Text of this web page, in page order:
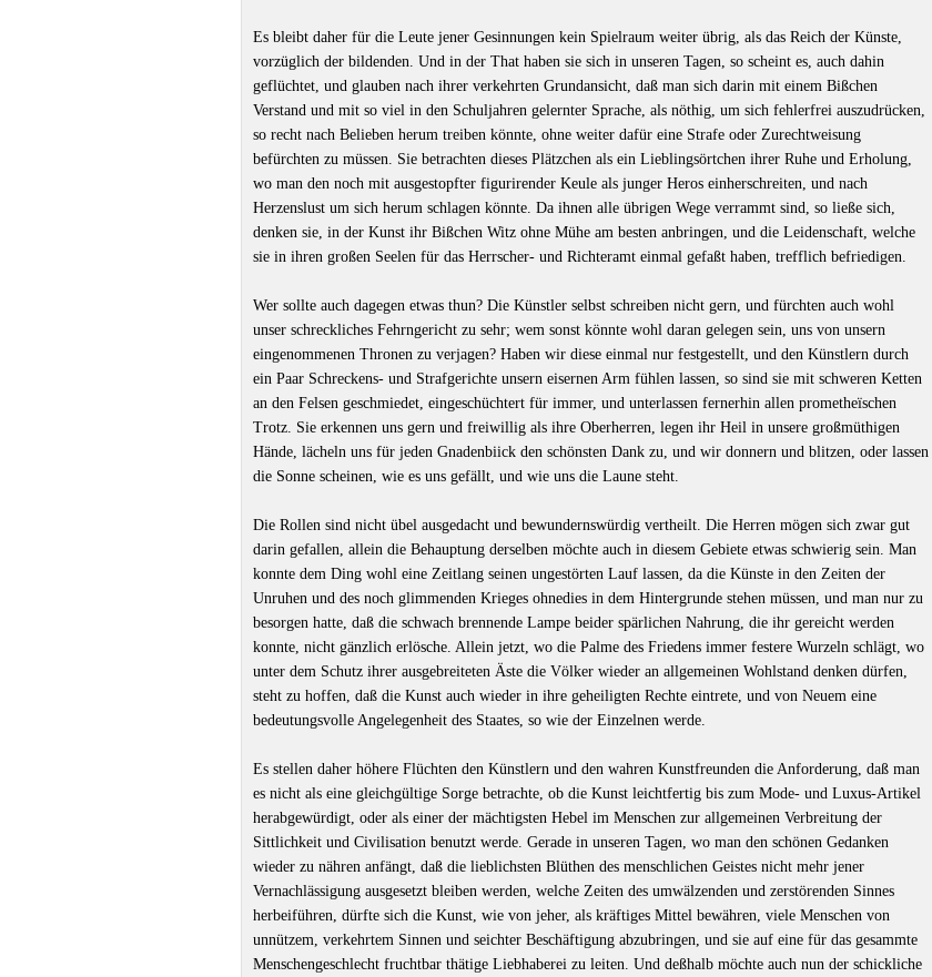
Es bleibt daher für die Leute jener Gesinnungen kein Spielraum weiter übrig, als das Reich der Künste,
vorzüglich der bildenden. Und in der That haben sie sich in unseren Tagen, so scheint es, auch dahin
geflüchtet, und glauben nach ihrer verkehrten Grundansicht, daß man sich darin mit einem Bißchen
Verstand und mit so viel in den Schuljahren gelernter Sprache, als nöthig, um sich fehlerfrei auszudrücken,
so recht nach Belieben herum treiben könnte, ohne weiter dafür eine Strafe oder Zurechtweisung
befürchten zu müssen. Sie betrachten dieses Plätzchen als ein Lieblingsörtchen ihrer Ruhe und Erholung,
wo man den noch mit ausgestopfter figurirender Keule als junger Heros einherschreiten, und nach
Herzenslust um sich herum schlagen könnte. Da ihnen alle übrigen Wege verrammt sind, so ließe sich,
denken sie, in der Kunst ihr Bißchen Witz ohne Mühe am besten anbringen, und die Leidenschaft, welche
sie in ihren großen Seelen für das Herrscher- und Richteramt einmal gefaßt haben, trefflich befriedigen.
Wer sollte auch dagegen etwas thun? Die Künstler selbst schreiben nicht gern, und fürchten auch wohl
unser schreckliches Fehrngericht zu sehr; wem sonst könnte wohl daran gelegen sein, uns von unsern
eingenommenen Thronen zu verjagen? Haben wir diese einmal nur festgestellt, und den Künstlern durch
ein Paar Schreckens- und Strafgerichte unsern eisernen Arm fühlen lassen, so sind sie mit schweren Ketten
an den Felsen geschmiedet, eingeschüchtert für immer, und unterlassen fernerhin allen prometheïschen
Trotz. Sie erkennen uns gern und freiwillig als ihre Oberherren, legen ihr Heil in unsere großmüthigen
Hände, lächeln uns für jeden Gnadenbiick den schönsten Dank zu, und wir donnern und blitzen, oder lassen
die Sonne scheinen, wie es uns gefällt, und wie uns die Laune steht.
Die Rollen sind nicht übel ausgedacht und bewundernswürdig vertheilt. Die Herren mögen sich zwar gut
darin gefallen, allein die Behauptung derselben möchte auch in diesem Gebiete etwas schwierig sein. Man
konnte dem Ding wohl eine Zeitlang seinen ungestörten Lauf lassen, da die Künste in den Zeiten der
Unruhen und des noch glimmenden Krieges ohnedies in dem Hintergrunde stehen müssen, und man nur zu
besorgen hatte, daß die schwach brennende Lampe beider spärlichen Nahrung, die ihr gereicht werden
konnte, nicht gänzlich erlösche. Allein jetzt, wo die Palme des Friedens immer festere Wurzeln schlägt, wo
unter dem Schutz ihrer ausgebreiteten Äste die Völker wieder an allgemeinen Wohlstand denken dürfen,
steht zu hoffen, daß die Kunst auch wieder in ihre geheiligten Rechte eintrete, und von Neuem eine
bedeutungsvolle Angelegenheit des Staates, so wie der Einzelnen werde.
Es stellen daher höhere Flüchten den Künstlern und den wahren Kunstfreunden die Anforderung, daß man
es nicht als eine gleichgültige Sorge betrachte, ob die Kunst leichtfertig bis zum Mode- und Luxus-Artikel
herabgewürdigt, oder als einer der mächtigsten Hebel im Menschen zur allgemeinen Verbreitung der
Sittlichkeit und Civilisation benutzt werde. Gerade in unseren Tagen, wo man den schönen Gedanken
wieder zu nähren anfängt, daß die lieblichsten Blüthen des menschlichen Geistes nicht mehr jener
Vernachlässigung ausgesetzt bleiben werden, welche Zeiten des umwälzenden und zerstörenden Sinnes
herbeiführen, dürfte sich die Kunst, wie von jeher, als kräftiges Mittel bewähren, viele Menschen von
unnützem, verkehrtem Sinnen und seichter Beschäftigung abzubringen, und sie auf eine für das gesammte
Menschengeschlecht fruchtbar thätige Liebhaberei zu leiten. Und deßhalb möchte auch nun der schickliche